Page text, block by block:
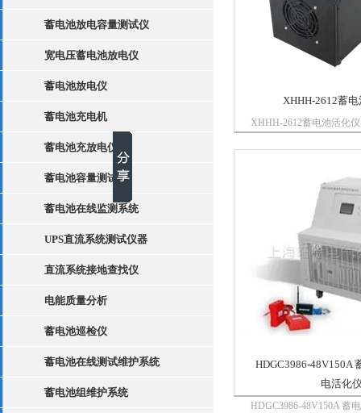
蓄电池放电容量测试仪
宽电压蓄电池放电仪
蓄电池放电仪
蓄电池充电机
蓄电池充放电仪
蓄电池容量测试仪
蓄电池在线监测系统
UPS直流系统测试仪器
直流系统接地查找仪
电能质量分析
蓄电池巡检仪
蓄电池在线测试维护系统
蓄电池组维护系统
XHHH-2612蓄
XHHH-2612蓄电池活化
HDGC3986-48V150A
电活化
HDGC3986-48V150A 蓄